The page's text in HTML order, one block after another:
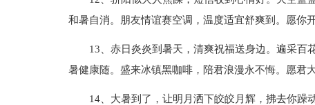
和暑自消。朋友情谊赛空调，温度适宜舒爽到。愿你
13、赤日炎炎到暑天，清爽祝福送身边。遍采百
暑健康随。盛来冰镇黑咖啡，陪君浪漫永不悔。愿君
14、大暑到了，让明月洒下皎皎月辉，拂去你躁